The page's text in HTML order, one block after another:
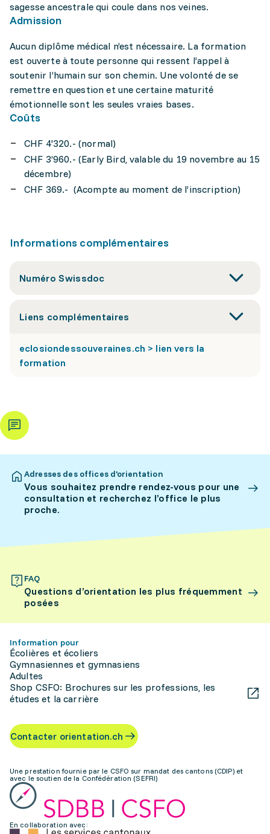
sagesse ancestrale qui coule dans nos veines.
Admission
Aucun diplôme médical n’est nécessaire. La formation
est ouverte à toute personne qui ressent l’appel à
soutenir l’humain sur son chemin. Une volonté de se
remettre en question et une certaine maturité
émotionnelle sont les seules vraies bases.
Coûts
CHF 4'320.- (normal)
CHF 3’960.- (Early Bird, valable du 19 novembre au 15
décembre)
CHF 369.- (Acompte au moment de l’inscription)
Informations complémentaires
Numéro Swissdoc
Liens complémentaires
eclosiondessouveraines.ch > lien vers la
formation
Adresses des offices d’orientation
Vous souhaitez prendre rendez-vous pour une
consultation et recherchez l’office le plus
proche.
FAQ
Questions d’orientation les plus fréquemment
posées
Information pour
Écolières et écoliers
Gymnasiennes et gymnasiens
Adultes
Shop CSFO: Brochures sur les professions, les
études et la carrière
Contacter orientation.ch
Une prestation fournie par le CSFO sur mandat des cantons (CDIP) et
avec le soutien de la Confédération (SEFRI)
En collaboration avec: